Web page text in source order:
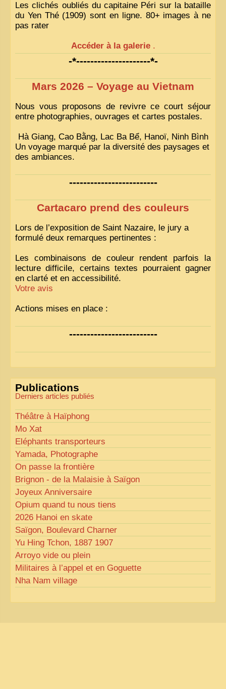
Les clichés oubliés du capitaine Péri sur la bataille
du Yen Thé (1909) sont en ligne. 80+ images à ne
pas rater
Accéder à la galerie .
-*---------------------*-
Mars 2026 – Voyage au Vietnam
Nous vous proposons de revivre ce court séjour
entre photographies, ouvrages et cartes postales.
Hà Giang, Cao Bằng, Lac Ba Bể, Hanoï, Ninh Bình
Un voyage marqué par la diversité des paysages et
des ambiances.
-------------------------
Cartacaro prend des couleurs
Lors de l’exposition de Saint Nazaire, le jury a
formulé deux remarques pertinentes :
Les combinaisons de couleur rendent parfois la
lecture difficile, certains textes pourraient gagner
en clarté et en accessibilité.
Votre avis
Actions mises en place :
Nous avons déjà ajusté les couleurs pour améliorer
la lisibilité. Votre avis nous intéresse !
« Comme tout bon collectionneur le sait, la
perfection est un idéal… mais nous y travaillons
-------------------------
Publications
Derniers articles publiés
Théâtre à Haïphong
Mo Xat
Eléphants transporteurs
Yamada, Photographe
On passe la frontière
Brignon - de la Malaisie à Saïgon
Joyeux Anniversaire
Opium quand tu nous tiens
2026 Hanoi en skate
Saïgon, Boulevard Charner
Yu Hing Tchon, 1887 1907
Arroyo vide ou plein
Militaires à l’appel et en Goguette
Nha Nam village